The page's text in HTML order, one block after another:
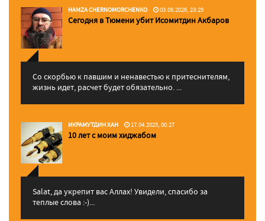
HAMZA CHERNOMORCHENKO 03.06.2026, 23:29
Сегодня в Тюмени убит Исомитдин Акбаров
Со скорбью к павшим и ненавестью к притеснителям,
жизнь идет, расчет будет обязательно. ...
ИКРАМУТДИН ХАН 17.04.2025, 00:27
10 лет с моим хиджабом
Salat, да укрепит вас Аллаx! Увидели, спасибо за
теплые слова :-)...